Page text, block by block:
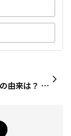
■お名前の由来は？ ＞量子力学における思考実験より（難しいことは判りませんᕦ⁠ᶘ⁠&nbsp;⁠ᵒ⁠㉨⁠ᵒ⁠ᶅ⁠ᕤ） あとはトムとジェリーのトムより𓃠 ■何のプロフィール写真？ ＞お山で撮った太陽の写真☀️ ■初めて買ったTORQUEと、そのきっかけは？ ＞03 何かタフそうだったから 実際タフだった ■趣味やお仕事を可能な範囲で教えてください！ 趣味：お山・ドライブ・バイク（現在休止中）・己書・現実逃避・クウネルアソブ 仕事：何処にでもいる普通の会社員、あと落ち武者 ■TORQUE STYLEでこんなことが知りたい・話したい！ ＞楽しいことは何でもщ⁠(⁠゜⁠ロ⁠゜⁠щ⁠) ■最後にひとこと ＞居心地の善い「場所」、お話をTORQUEを通して共有していきたいです✧⁠◝⁠(⁠⁰⁠▿⁠⁰⁠)⁠◜⁠✧